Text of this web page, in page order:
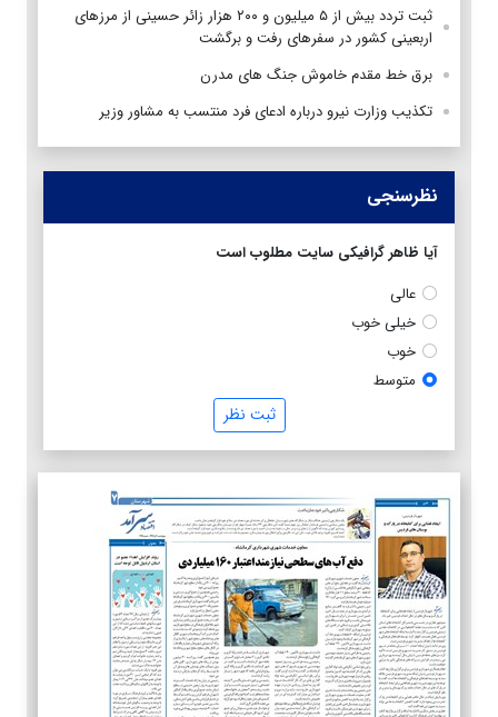
ثبت تردد بیش از ۵ میلیون و ۲۰۰ هزار زائر حسینی از مرزهای
اربعینی کشور در سفرهای رفت و برگشت
برق خط مقدم خاموش جنگ های مدرن
تکذیب وزارت نیرو درباره ادعای فرد منتسب به مشاور وزیر
نظرسنجی
آیا ظاهر گرافیکی سایت مطلوب است
عالی
خیلی خوب
خوب
متوسط
ثبت نظر